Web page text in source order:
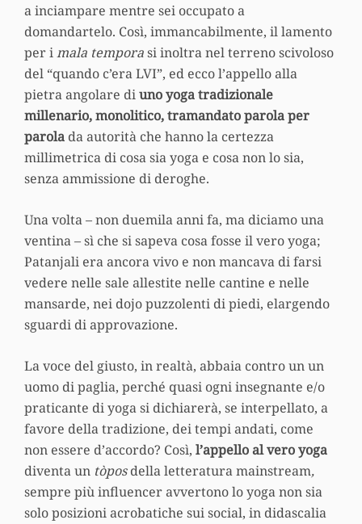
a inciampare mentre sei occupato a
domandartelo. Così, immancabilmente, il lamento
per imala temporasi inoltra nel terreno scivoloso
del “quando c’era LVI”, ed ecco l’appello alla
pietra angolare diuno yoga tradizionale
millenario, monolitico, tramandato parola per
parola da autorità che hanno la certezza
millimetrica di cosa sia yoga e cosa non lo sia,
senza ammissione di deroghe.
Una volta – non duemila anni fa, ma diciamo una
ventina – sì che si sapeva cosa fosse il vero yoga;
Patanjali era ancora vivo e non mancava di farsi
vedere nelle sale allestite nelle cantine e nelle
mansarde, nei dojo puzzolenti di piedi, elargendo
sguardi di approvazione.
La voce del giusto, in realtà, abbaia contro un un
uomo di paglia, perché quasi ogni insegnante e/o
praticante di yoga si dichiarerà, se interpellato, a
favore della tradizione, dei tempi andati, come
non essere d’accordo? Così, l’appello al vero yoga
diventa un tòposdella letteratura mainstream,
sempre più influencer avvertono lo yoga non sia
solo posizioni acrobatiche sui social, in didascalia